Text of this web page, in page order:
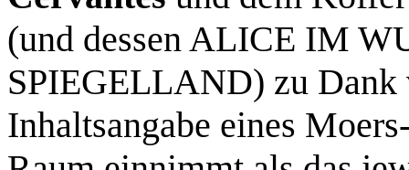
(und dessen ALICE IM
SPIEGELLAND) zu
Inhaltsangabe eines